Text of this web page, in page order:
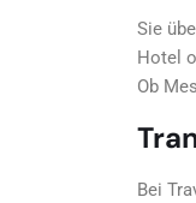
Sie
Hotel
Ob
Bei